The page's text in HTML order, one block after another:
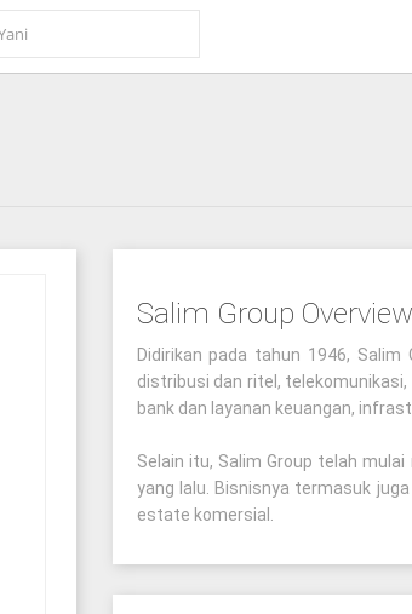
Salim Group Overview
Didirikan pada tahun 1946,
distribusi dan ritel,
bank dan layanan keuangan,
Selain itu, Salim Group telah
yang lalu. Bisnisnya termasuk
estate komersial.